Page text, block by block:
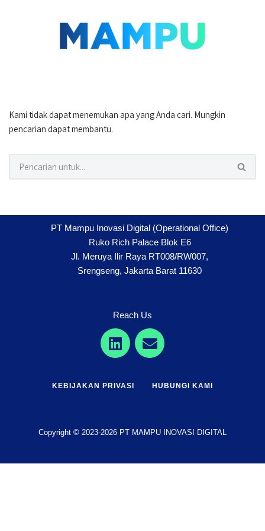
Kami tidak dapat menemukan apa yang Anda cari. Mungkin
pencarian dapat membantu.
PT Mampu Inovasi Digital (Operational Office)
Ruko Rich Palace Blok E6
Jl. Meruya Ilir Raya RT008/RW007,
Srengseng, Jakarta Barat 11630
Reach Us
KEBIJAKAN PRIVASI HUBUNGI KAMI
Copyright © 2023-2026 PT MAMPU INOVASI DIGITAL